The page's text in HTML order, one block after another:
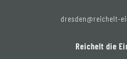
dresden@reichelt-
Reichelt die